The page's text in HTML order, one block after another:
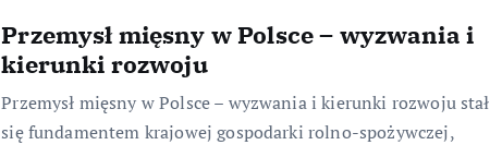
Przemysł mięsny w Polsce – wyzwania i
kierunki rozwoju
Przemysł mięsny w Polsce – wyzwania i kierunki rozwoju stał
się fundamentem krajowej gospodarki rolno-spożywczej,